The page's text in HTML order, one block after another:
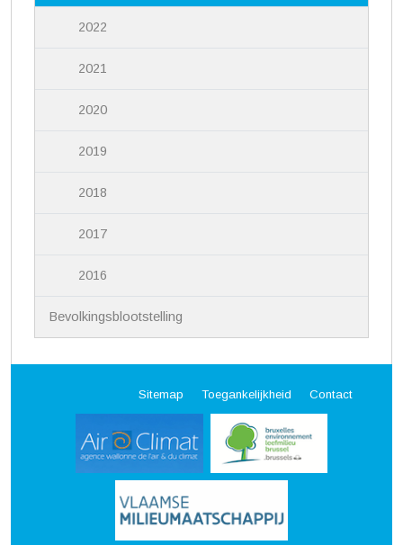
2022
2021
2020
2019
2018
2017
2016
Bevolkingsblootstelling
Sitemap Toegankelijkheid Contact